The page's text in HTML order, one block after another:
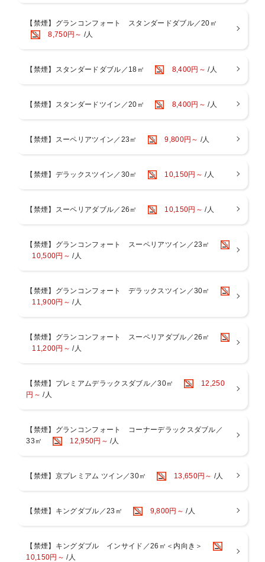
京都センチュリーホテルの館内は、
シンボル「かんじんの京灯り」を中心に広がるノスタルジックモダン
精神を受け継ぎながらも、
■朝食営業 A.M7：00-10：00(最終入店 9:30)
ございます。
画像はすべてイメージです。
【京都駅からのアクセス】
JR京都駅中央口＜ニデック京都タワー側＞より徒歩約2分。地下（JR
【ホテル駐車場のご案内】
当館には地下1階に約50台収容可能な駐車場がございます。
い。
＜提携駐車場や駐車代割引はございません。お客様ご自身にて実費精
【駐車場のまとめ】
・事前予約、スペース確保、電話連絡にて確保は一切不可
・宿泊者一泊1台あたり 2，000円
・駐車時間15:00～翌12:00まで（以降30分毎に800円）
【禁煙】グランコンフォート スタンダードダブル／20㎡
8,750円～ /人
【禁煙】スタンダードダブル／18㎡ 8,400円～ /人
【禁煙】スタンダードツイン／20㎡ 8,400円～ /人
【禁煙】スーペリアツイン／23㎡ 9,800円～ /人
【禁煙】デラックスツイン／30㎡ 10,150円～ /人
【禁煙】スーペリアダブル／26㎡ 10,150円～ /人
【禁煙】グランコンフォート スーペリアツイン／23㎡
10,500円～ /人
【禁煙】グランコンフォート デラックスツイン／30㎡
11,900円～ /人
【禁煙】グランコンフォート スーペリアダブル／26㎡
11,200円～ /人
【禁煙】プレミアムデラックスダブル／30㎡
12,250
円～ /人
【禁煙】グランコンフォート コーナーデラックスダブル／
33㎡
12,950円～ /人
【禁煙】京プレミアム ツイン／30㎡ 13,650円～ /人
【禁煙】キングダブル／23㎡ 9,800円～ /人
【禁煙】キングダブル インサイド／26㎡＜内向き＞
10,150円～ /人